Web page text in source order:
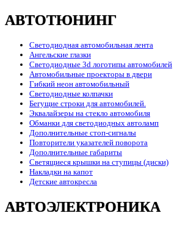
АВТОТЮНИНГ
Светодиодная автомобильная лента
Ангельские глазки
Светодиодные 3d логотипы автомобилей
Автомобильные проекторы в двери
Гибкий неон автомобильный
Светодиодные колпачки
Бегущие строки для автомобилей.
Эквалайзеры на стекло автомобиля
Обманки для светодиодных автоламп
Дополнительные стоп-сигналы
Повторители указателей поворота
Дополнительные габариты
Светящиеся крышки на ступицы (диски)
Накладки на капот
Детские автокресла
АВТОЭЛЕКТРОНИКА